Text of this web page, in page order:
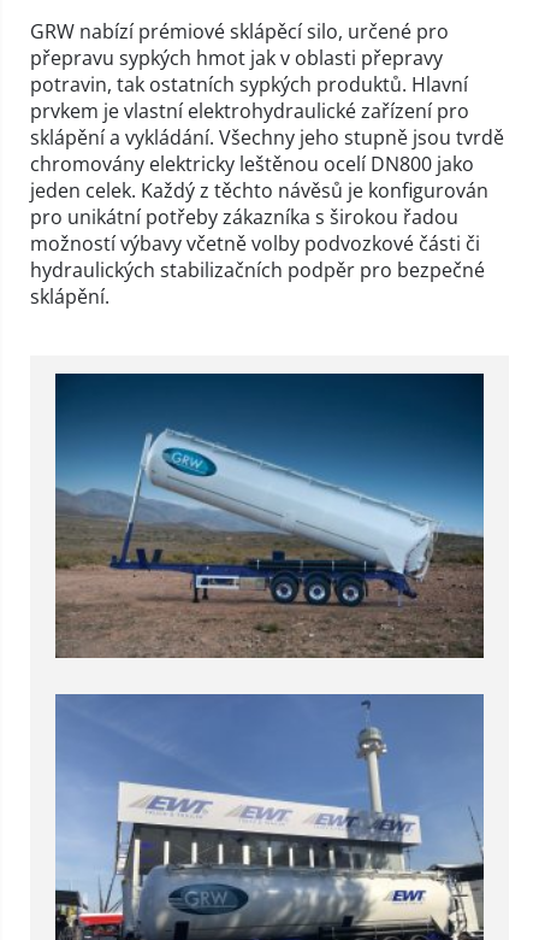
GRW nabízí prémiové sklápěcí silo, určené pro
přepravu sypkých hmot jak v oblasti přepravy
potravin, tak ostatních sypkých produktů. Hlavní
prvkem je vlastní elektrohydraulické zařízení pro
sklápění a vykládání. Všechny jeho stupně jsou tvrdě
chromovány elektricky leštěnou ocelí DN800 jako
jeden celek. Každý z těchto návěsů je konfigurován
pro unikátní potřeby zákazníka s širokou řadou
možností výbavy včetně volby podvozkové části či
hydraulických stabilizačních podpěr pro bezpečné
sklápění.